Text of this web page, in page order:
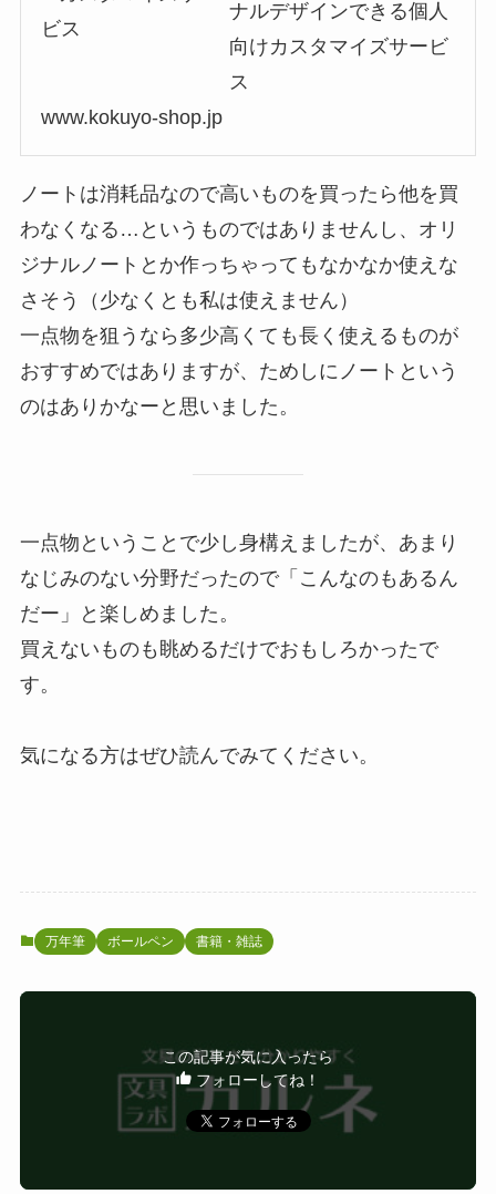
ナルデザインできる個人
向けカスタマイズサービ
ス
www.kokuyo-shop.jp
ノートは消耗品なので高いものを買ったら他を買
わなくなる…というものではありませんし、オリ
ジナルノートとか作っちゃってもなかなか使えな
さそう（少なくとも私は使えません）
一点物を狙うなら多少高くても長く使えるものが
おすすめではありますが、ためしにノートという
のはありかなーと思いました。
一点物ということで少し身構えましたが、あまり
なじみのない分野だったので「こんなのもあるん
だー」と楽しめました。
買えないものも眺めるだけでおもしろかったで
す。
気になる方はぜひ読んでみてください。
万年筆 ボールペン 書籍・雑誌
この記事が気に入ったら
フォローしてね！